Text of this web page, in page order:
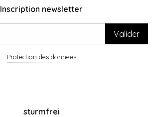
Inscription newsletter
Protection des données
sturmfrei